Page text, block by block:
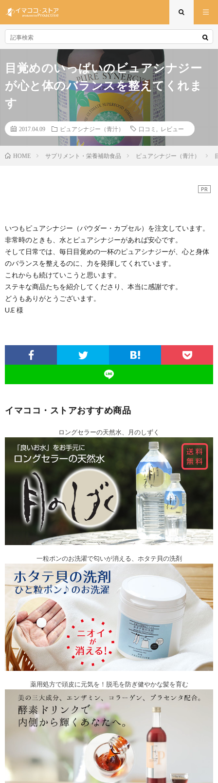
目覚めのいっぱいのビュアシナジー
が心と体のバランスを整えてくれま
す
2017.04.09 ピュアシナジー（青汁） 口コミ レビュー
HOME サプリメント・栄養補助食品 ピュアシナジー（青汁）
PR
いつもピュアシナジー（パウダー・カプセル）を注文しています。
非常時のときも、水とピュアシナジーがあれば安心です。
そして日常では、毎日目覚めの一杯のピュアシナジーが、心と身体
のバランスを整えるのに、力を発揮してくれています。
これからも続けていこうと思います。
ステキな商品たちを紹介してくださり、本当に感謝です。
どうもありがとうございます。
U.E 様
イマココ・ストアおすすめ商品
ロングセラーの天然水、月のしずく
一粒ポンのお洗濯で匂いが消える、ホタテ貝の洗剤
薬用処方で頭皮に元気を！脱毛を防ぎ健やかな髪を育む